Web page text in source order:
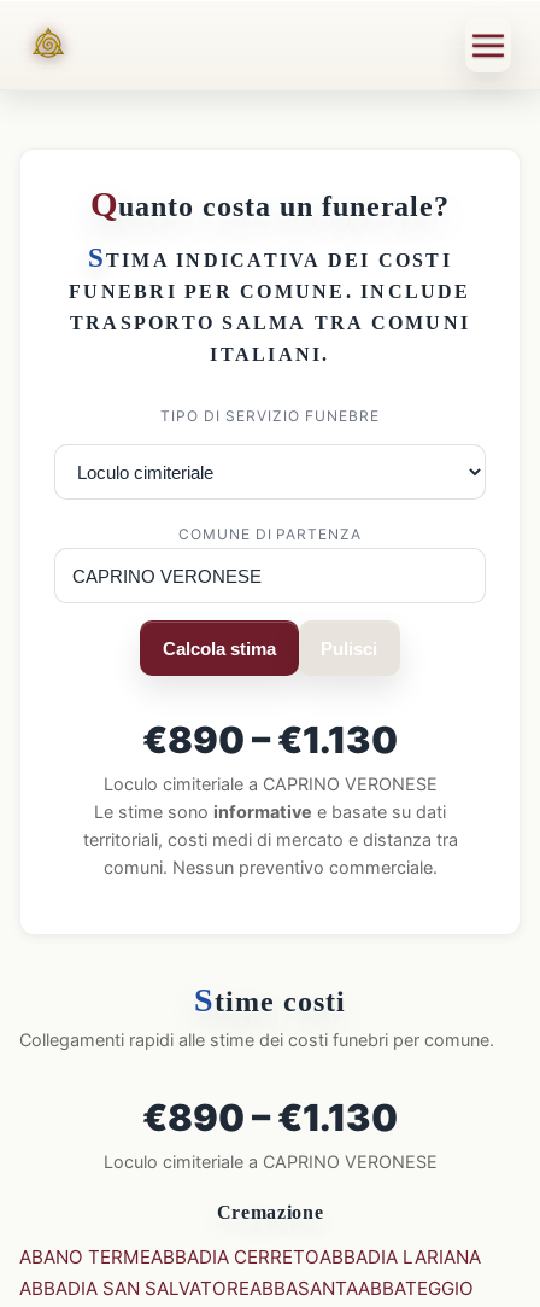
Quanto costa un funerale?
STIMA INDICATIVA DEI COSTI
FUNEBRI PER COMUNE . INCLUDE
TRASPORTO SALMA TRA COMUNI
ITALIANI.
TIPO DI SERVIZIO FUNEBRE
COMUNE DI PARTENZA
Calcola stima Pulisci
€890 – €1.130
Loculo cimiteriale a CAPRINO VERONESE
Le stime sono informative e basate su dati
territoriali, costi medi di mercato e distanza tra
comuni. Nessun preventivo commerciale.
Stime costi
Collegamenti rapidi alle stime dei costi funebri per comune.
€890 – €1.130
Loculo cimiteriale a CAPRINO VERONESE
Cremazione
ABANO TERMEABBADIA CERRETOABBADIA LARIANA
ABBADIA SAN SALVATOREABBASANTAABBATEGGIO